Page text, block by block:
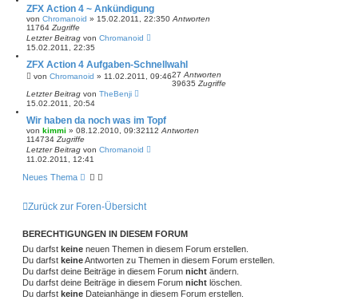
ZFX Action 4 ~ Ankündigung
von Chromanoid » 15.02.2011, 22:350 Antworten
11764 Zugriffe
Letzter Beitrag von Chromanoid
15.02.2011, 22:35
ZFX Action 4 Aufgaben-Schnellwahl
von Chromanoid » 11.02.2011, 09:4627 Antworten
39635 Zugriffe
Letzter Beitrag von TheBenji
15.02.2011, 20:54
Wir haben da noch was im Topf
von kimmi » 08.12.2010, 09:32112 Antworten
114734 Zugriffe
Letzter Beitrag von Chromanoid
11.02.2011, 12:41
Neues Thema
Zurück zur Foren-Übersicht
BERECHTIGUNGEN IN DIESEM FORUM
Du darfst keine neuen Themen in diesem Forum erstellen.
Du darfst keineAntworten zu Themen in diesem Forum erstellen.
Du darfst deine Beiträge in diesem Forum nicht ändern.
Du darfst deine Beiträge in diesem Forum nicht löschen.
Du darfst keine Dateianhänge in diesem Forum erstellen.